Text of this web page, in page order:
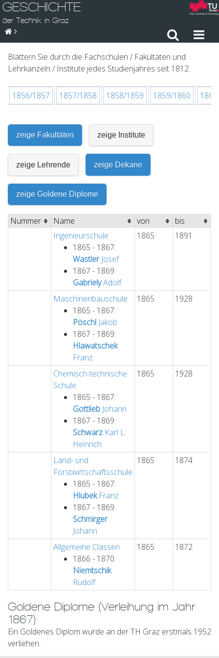
GESCHICHTE
der Technik in Graz
Blättern Sie durch die Fachschulen / Fakultäten und
Lehrkanzeln / Institute jedes Studienjahres seit 1812.
1856/1857 1857/1858 1858/1859 1859/1860
zeige Fakultäten zeige Institute
zeige Lehrende zeige Dekane
zeige Goldene Diplome
Nummer Name von
bis
Ingenieurschule
1865 - 1867:
WastlerJosef
1867 - 1869:
GabrielyAdolf
1865 1891
Maschinenbauschule
1865 - 1867:
Pöschl Jakob
1867 - 1869:
Hlawatschek
Franz
1865 1928
Chemisch-technische
Schule
1865 - 1867:
Gottlieb Johann
1867 - 1869:
Schwarz Karl L.
Heinrich
1865 1928
Land- und
Forstwirtschaftsschule
1865 - 1867:
HlubekFranz
1867 - 1869:
Schmirger
Johann
1865 1874
Allgemeine Classen
1866 - 1870:
Niemtschik
Rudolf
1865 1872
Goldene Diplome (Verleihung im Jahr
1867)
Ein Goldenes Diplom wurde an der TH Graz erstmals 1952
verliehen.